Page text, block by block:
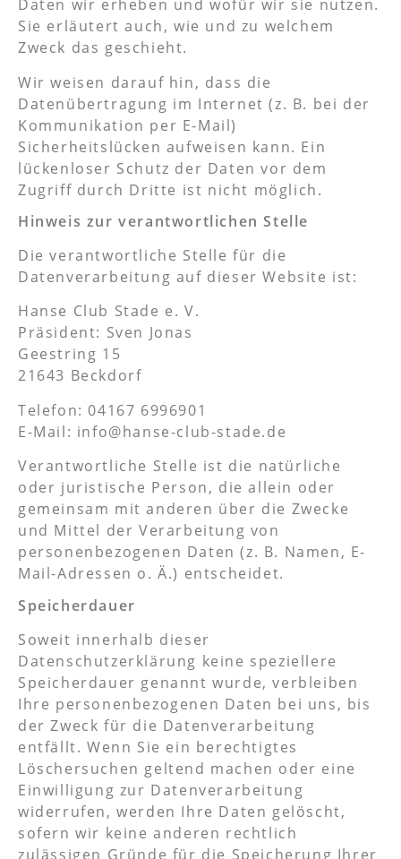
Daten wir erheben und wofür wir sie nutzen.
Sie erläutert auch, wie und zu welchem
Zweck das geschieht.
Wir weisen darauf hin, dass die
Datenübertragung im Internet (z. B. bei der
Kommunikation per E-Mail)
Sicherheitslücken aufweisen kann. Ein
lückenloser Schutz der Daten vor dem
Zugriff durch Dritte ist nicht möglich.
Hinweis zur verantwortlichen Stelle
Die verantwortliche Stelle für die
Datenverarbeitung auf dieser Website ist:
Hanse Club Stade e. V.
Präsident: Sven Jonas
Geestring 15
21643 Beckdorf
Telefon: 04167 6996901
E-Mail: info@hanse-club-stade.de
Verantwortliche Stelle ist die natürliche
oder juristische Person, die allein oder
gemeinsam mit anderen über die Zwecke
und Mittel der Verarbeitung von
personenbezogenen Daten (z. B. Namen, E-
Mail-Adressen o. Ä.) entscheidet.
Speicherdauer
Soweit innerhalb dieser
Datenschutzerklärung keine speziellere
Speicherdauer genannt wurde, verbleiben
Ihre personenbezogenen Daten bei uns, bis
der Zweck für die Datenverarbeitung
entfällt. Wenn Sie ein berechtigtes
Löschersuchen geltend machen oder eine
Einwilligung zur Datenverarbeitung
widerrufen, werden Ihre Daten gelöscht,
sofern wir keine anderen rechtlich
zulässigen Gründe für die Speicherung Ihrer